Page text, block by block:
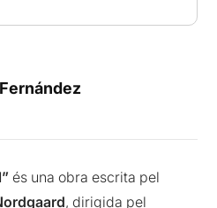
és una obra escrita pel
, dirigida pel